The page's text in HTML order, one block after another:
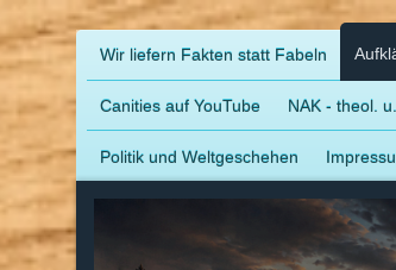
Wir liefern Fakten statt Fabeln
Canities auf YouTube NAK - theol.
Politik und Weltgeschehen